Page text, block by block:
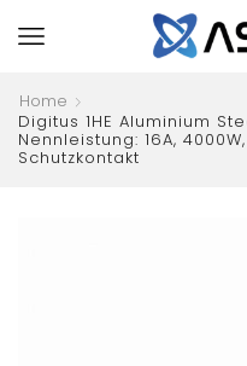
Home
Digitus 1HE Aluminium
Nennleistung: 16A,
Schutzkontakt